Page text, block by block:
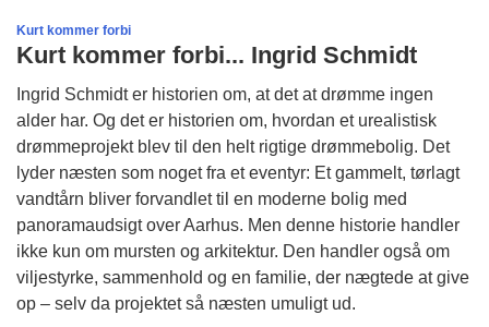
Kurt kommer forbi
Kurt kommer forbi... Ingrid Schmidt
Ingrid Schmidt er historien om, at det at drømme ingen
alder har. Og det er historien om, hvordan et urealistisk
drømmeprojekt blev til den helt rigtige drømmebolig. Det
lyder næsten som noget fra et eventyr: Et gammelt, tørlagt
vandtårn bliver forvandlet til en moderne bolig med
panoramaudsigt over Aarhus. Men denne historie handler
ikke kun om mursten og arkitektur. Den handler også om
viljestyrke, sammenhold og en familie, der nægtede at give
op – selv da projektet så næsten umuligt ud.